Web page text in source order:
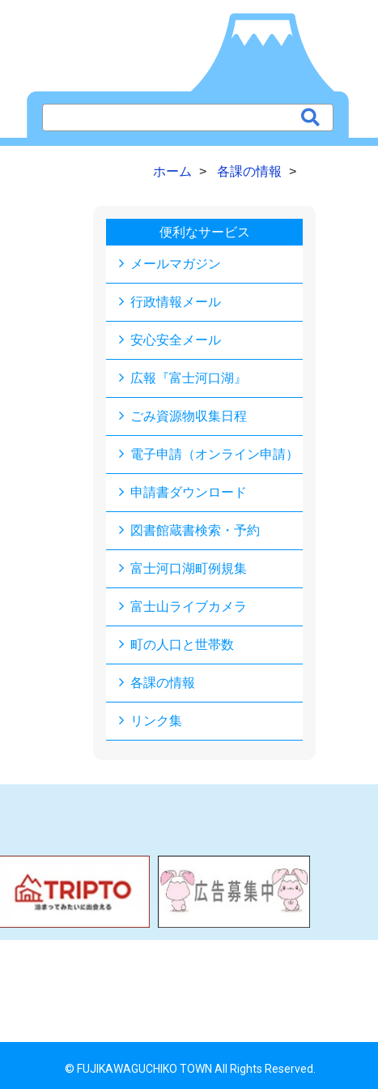
ホーム 各課の情報
便利なサービス
メールマガジン
行政情報メール
安心安全メール
広報『富士河口湖』
ごみ資源物収集日程
電子申請（オンライン申請）
申請書ダウンロード
図書館蔵書検索・予約
富士河口湖町例規集
富士山ライブカメラ
町の人口と世帯数
各課の情報
リンク集
© FUJIKAWAGUCHIKO TOWN All Rights Reserved.